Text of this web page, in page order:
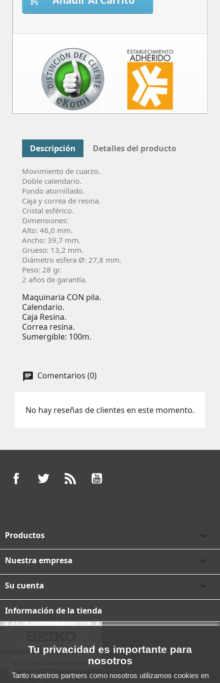
Descripción Detalles del producto
Movimiento de cuarzo.
Doble calendario.
Fondo atornillado.
Caja y correa de resina.
Cristal esférico.
Dimensiones:
Alto: 46,0 mm.
Ancho: 39,7 mm.
Grueso: 13,2 mm.
Diámetro esfera Ø: 27,8 mm.
Peso: 28 gr.
2 años de garantía.
Maquinaria CON pila.
Calendario.
Caja Resina.
Correa resina.
Sumergible: 100m.
Comentarios (0)
No hay reseñas de clientes en este momento.
FacebookTwitter
Productos 
Nuestra empresa 
Su cuenta 
Información de la tienda
Tu privacidad es importante para
nosotros
Tanto nuestros partners como nosotros utilizamos cookies en